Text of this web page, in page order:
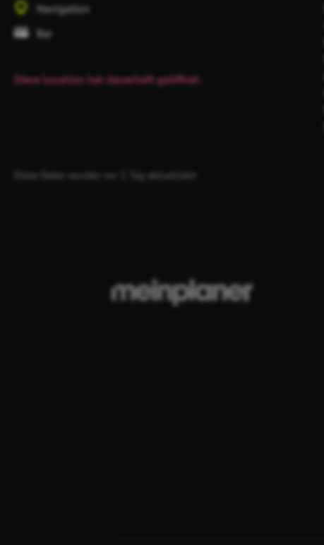
Navigation
Bar
Diese Location hat dauerhaft geöffnet.
Diese Daten wurden vor 1 Tag aktualisiert